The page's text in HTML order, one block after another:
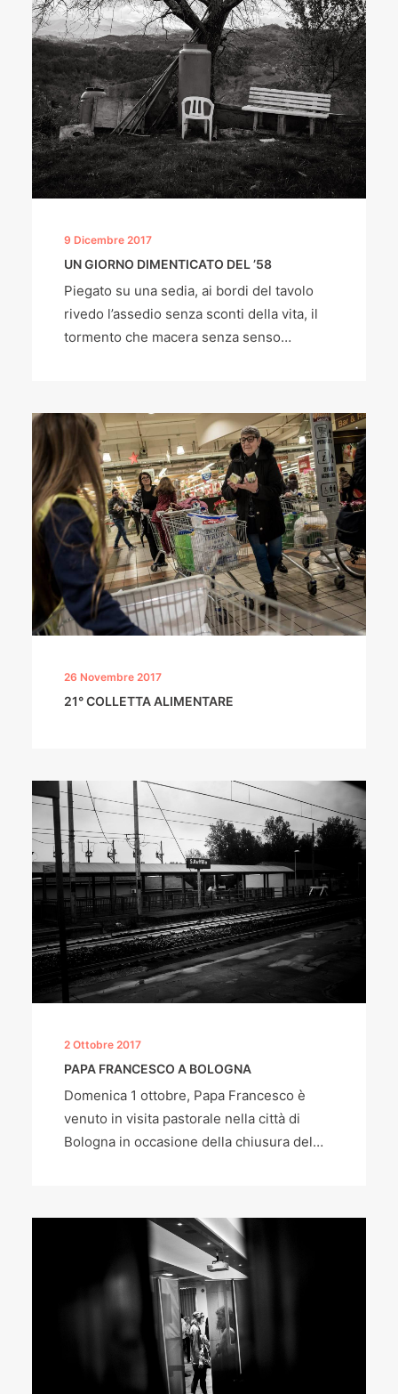
9 Dicembre 2017
UN GIORNO DIMENTICATO DEL ’58
Piegato su una sedia, ai bordi del tavolo
rivedo l’assedio senza sconti della vita, il
tormento che macera senza senso…
26 Novembre 2017
21° COLLETTA ALIMENTARE
2 Ottobre 2017
PAPA FRANCESCO A BOLOGNA
Domenica 1 ottobre, Papa Francesco è
venuto in visita pastorale nella città di
Bologna in occasione della chiusura del…